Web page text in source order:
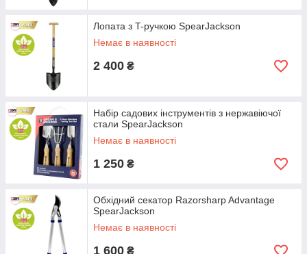
Лопата з T-ручкою SpearJackson
Немає в наявності
2 400 ₴
Набір садових інструментів з нержавіючої
стали SpearJackson
Немає в наявності
1 250 ₴
Обхідний секатор Razorsharp Advantage
SpearJackson
Немає в наявності
1 600 ₴